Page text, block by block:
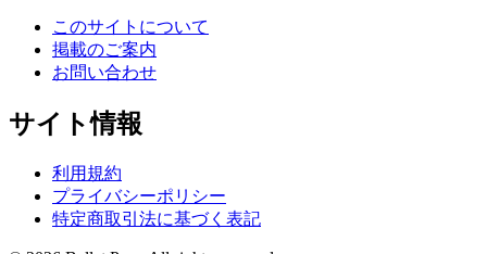
このサイトについて
掲載のご案内
お問い合わせ
サイト情報
利用規約
プライバシーポリシー
特定商取引法に基づく表記